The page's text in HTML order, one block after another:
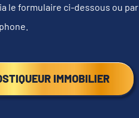
le formulaire ci-dessous ou par
IMMOBILIER